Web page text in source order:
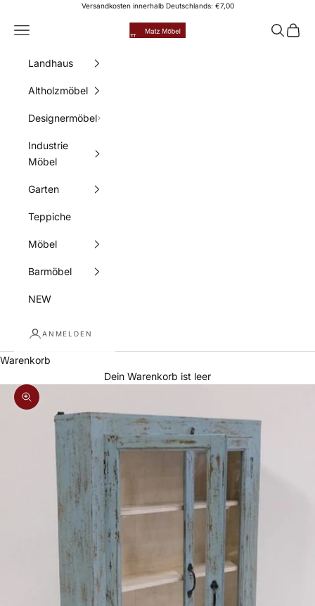
Zum Inhalt springenVersandkosten innerhalb Deutschlands: €7,00
Matz Möbel
Menü Suchen
Landhaus
Altholzmöbel
Designermöbel
Industrie
Möbel
Garten
Teppiche
Möbel
Barmöbel
NEW
ANMELDEN
Warenkorb
Dein Warenkorb ist leer
Bild vergrößern